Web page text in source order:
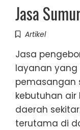
Jasa
Artikel
Jasa
layanan yang
pemasangan
kebutuhan
daerah
terutama di